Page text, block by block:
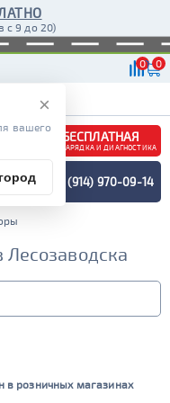
с 9 до 20)
0 0
ДОСТАВКА
БЕСПЛАТНАЯ
ЗАРЯДКА И ДИАГНОСТИКА
+7 (914) 970-09-14
в розничных магазинах
×
вашего